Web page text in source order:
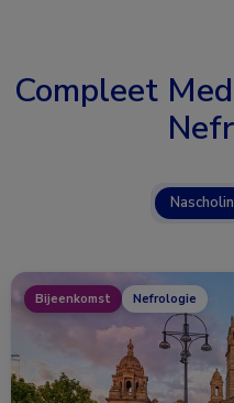
Compleet
Bijeenkomst Nefrologie